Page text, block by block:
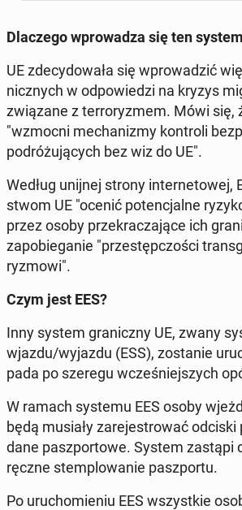
Dla­cze­go wpro­wa­dza się ten
UE zde­cy­do­wa­ła się wpro­wa­dzić
nicz­nych w od­po­wie­dzi na kryzys
zwią­za­ne z ter­ro­ry­zmem. Mówi się,
"wzmocni me­cha­ni­zmy kon­tro­li
po­dró­żu­ją­cych bez wiz do UE".
Według unijnej strony in­ter­ne­to­wej,
stwom UE "ocenić po­ten­cjal­ne
przez osoby prze­kra­cza­ją­ce ich
za­po­bie­ga­nie "prze­stęp­czo­ści
ry­zmo­wi".
Czym jest EES?
Inny system gra­nicz­ny UE, zwany
wjazdu/wyjazdu (ESS), zo­sta­nie
pa­da po szeregu wcze­śniej­szych
W ramach systemu EES osoby
będą musiały za­re­je­stro­wać odciski
dane pasz­por­to­we. System zastąpi
ręczne stem­plo­wa­nie pasz­por­tu.
Po uru­cho­mie­niu EES wszyst­kie